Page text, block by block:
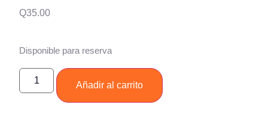
Q35.00
Disponible para reserva
Añadir al carrito